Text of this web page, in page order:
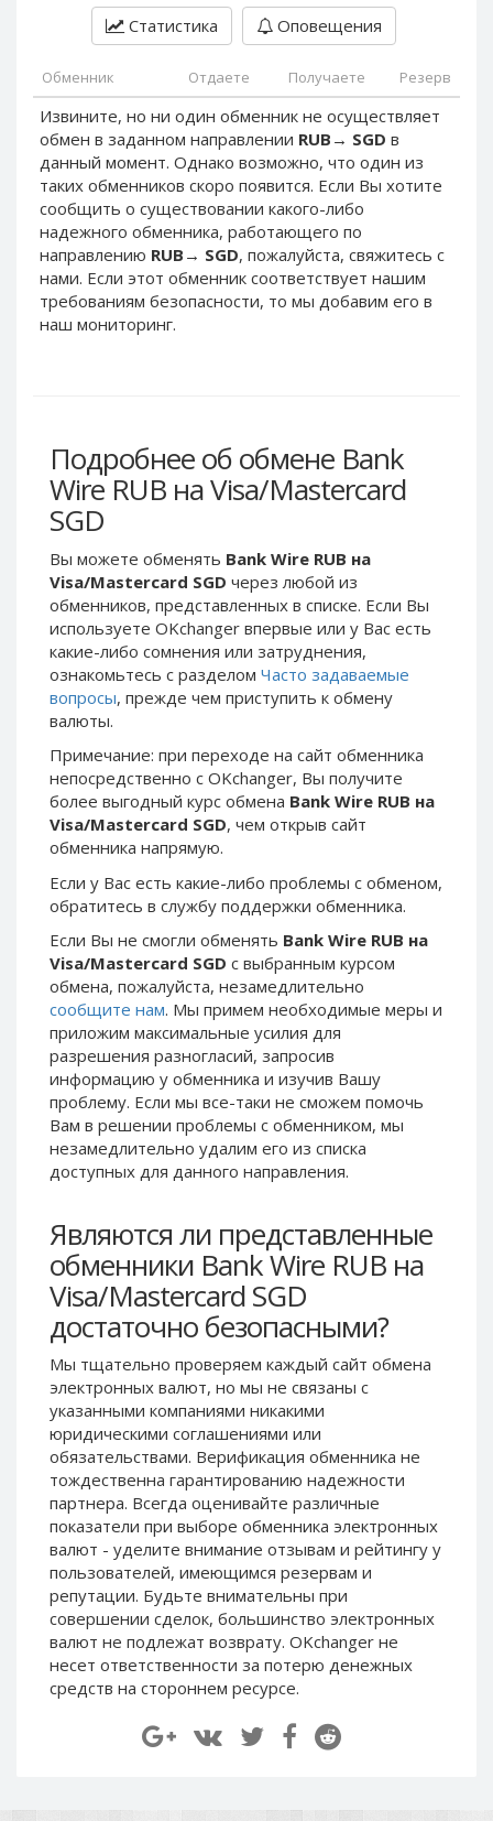
Статистика Оповещения
Обменник Отдаете Получаете Резерв
Извините, но ни один обменник не осуществляет
обмен в заданном направлении RUB → SGD в
данный момент. Однако возможно, что один из
таких обменников скоро появится. Если Вы хотите
сообщить о существовании какого-либо
надежного обменника, работающего по
направлению RUB → SGD, пожалуйста, свяжитесь с
нами. Если этот обменник соответствует нашим
требованиям безопасности, то мы добавим его в
наш мониторинг.
Подробнее об обмене Bank
Wire RUB на Visa/Mastercard
SGD
Вы можете обменять Bank Wire RUB на
Visa/Mastercard SGD через любой из
обменников, представленных в списке. Если Вы
используете OKchanger впервые или у Вас есть
какие-либо сомнения или затруднения,
ознакомьтесь с разделом Часто задаваемые
вопросы, прежде чем приступить к обмену
валюты.
Примечание: при переходе на сайт обменника
непосредственно c OKchanger, Вы получите
более выгодный курс обмена Bank Wire RUB на
Visa/Mastercard SGD, чем открыв сайт
обменника напрямую.
Если у Вас есть какие-либо проблемы с обменом,
обратитесь в службу поддержки обменника.
Если Вы не смогли обменять Bank Wire RUB на
Visa/Mastercard SGD с выбранным курсом
обмена, пожалуйста, незамедлительно
сообщите нам. Мы примем необходимые меры и
приложим максимальные усилия для
разрешения разногласий, запросив
информацию у обменника и изучив Вашу
проблему. Если мы все-таки не сможем помочь
Вам в решении проблемы c обменником, мы
незамедлительно удалим его из списка
доступных для данного направления.
Являются ли представленные
обменники Bank Wire RUB на
Visa/Mastercard SGD
достаточно безопасными?
Мы тщательно проверяем каждый сайт обмена
электронных валют, но мы не связаны c
указанными компаниями никакими
юридическими соглашениями или
обязательствами. Верификация обменника не
тождественна гарантированию надежности
партнера. Всегда оценивайте различные
показатели при выборе обменника электронных
валют - уделите внимание отзывам и рейтингу у
пользователей, имеющимся резервам и
репутации. Будьте внимательны при
совершении сделок, большинство электронных
валют не подлежат возврату. OKchanger не
несет ответственности за потерю денежных
средств на стороннем ресурсе.
PayPal PLN
PayPal SEK
PayPal CHF
PayPal MYR
Webmoney WMZ
Webmoney WMR
Webmoney WME
Webmoney WMU
Webmoney WMK
Skril EUR
Skril INR
Skril PLN
Skril GBP
Skril AUD
Skril NOK
Skril SEK
Paxum USD
Paxum EUR
Epay USD
Epay EUR
Phone Balance RUB
Phone Balance UAH
Phone Balance AMD
Neteller USD
Neteller EUR
Neteller INR
Neteller PLN
Neteller GBP
Neteller NOK
Neteller SEK
PaySera USD
PaySera EUR
AliPay CNY
UnionPay CNY
Paymer USD
Paymer RUB
Paymer UAH
Capitalist USD
Capitalist RUB
Capitalist EUR
Payoneer USD
Revolut Binance USD
(BUSD)
Revolut USD
Revolut GBP
Global24 UAH
Piastrix RUB
PayPal PLN
PayPal SEK
PayPal CHF
PayPal MYR
Webmoney WMZ
Webmoney WMR
Webmoney WME
Webmoney WMU
Webmoney WMK
Skril EUR
Skril INR
Skril GBP
Skril AUD
Skril NOK
Skril SEK
Paxum USD
Epay USD
Epay EUR
Phone Balance RUB
Phone Balance AMD
Neteller INR
Neteller PLN
Neteller GBP
Neteller NOK
Neteller SEK
PaySera USD
PaySera EUR
AliPay CNY
UnionPay CNY
Paymer USD
Paymer UAH
Capitalist USD
Capitalist RUB
Capitalist EUR
Payoneer USD
Payoneer EUR
Revolut Binance USD
(BUSD)
Revolut USD
Revolut EUR
Revolut GBP
Piastrix RUB